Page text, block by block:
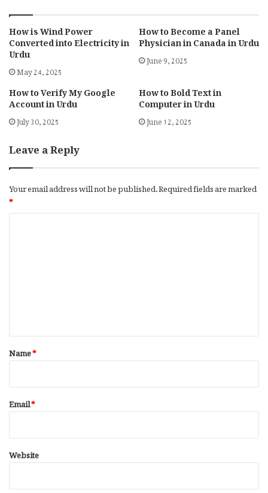
How is Wind Power
Converted into Electricity in
Urdu
May 24, 2025
How to Become a Panel
Physician in Canada in Urdu
June 9, 2025
How to Verify My Google
Account in Urdu
July 30, 2025
How to Bold Text in
Computer in Urdu
June 12, 2025
Leave a Reply
Your email address will not be published.Required fields are marked
*
*
Name*
Email*
Website